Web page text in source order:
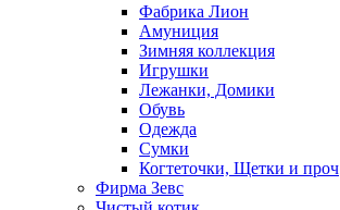
Фабрика Лион
Амуниция
Зимняя коллекция
Игрушки
Лежанки, Домики
Обувь
Одежда
Сумки
Когтеточки, Щетки и проч
Фирма Зевс